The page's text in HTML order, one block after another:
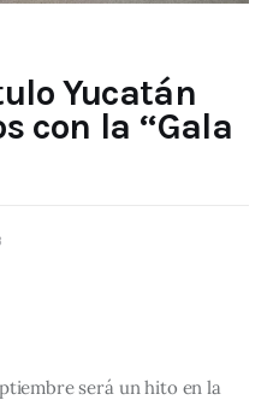
Yucatán
con la “Gala
será un hito en la